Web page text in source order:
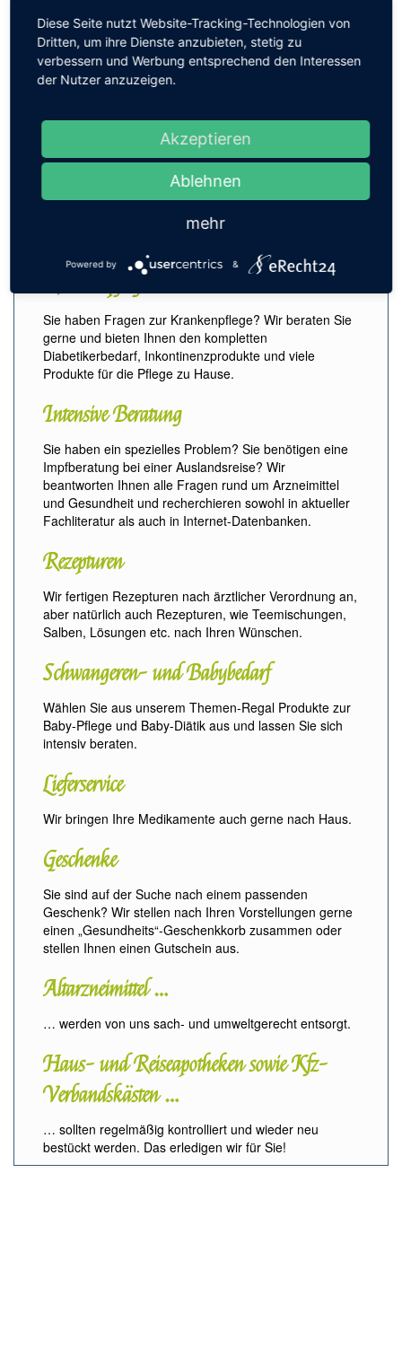
Elektrische Milchpumpen
Inhalationsgeräte (Pariboy ®)
Blutdruckmessgeräten
Babywaagen
Ihren Blutdruck
Ihren Blutzucker
Ihren Cholesterinwert
… und geben Ihnen danach Empfehlungen, ob Sie
Sie haben Fragen zur Krankenpflege? Wir beraten Sie
gerne und bieten Ihnen den kompletten
Diabetikerbedarf, Inkontinenzprodukte und viele
Produkte für die Pflege zu Hause.
Intensive Beratung
Sie haben ein spezielles Problem? Sie benötigen eine
Impfberatung bei einer Auslandsreise? Wir
beantworten Ihnen alle Fragen rund um Arzneimittel
und Gesundheit und recherchieren sowohl in aktueller
Fachliteratur als auch in Internet-Datenbanken.
Rezepturen
Wir fertigen Rezepturen nach ärztlicher Verordnung an,
aber natürlich auch Rezepturen, wie Teemischungen,
Salben, Lösungen etc. nach Ihren Wünschen.
Schwangeren- und Babybedarf
Wählen Sie aus unserem Themen-Regal Produkte zur
Baby-Pflege und Baby-Diätik aus und lassen Sie sich
intensiv beraten.
Lieferservice
Wir bringen Ihre Medikamente auch gerne nach Haus.
Geschenke
Sie sind auf der Suche nach einem passenden
Geschenk? Wir stellen nach Ihren Vorstellungen gerne
einen „Gesundheits“-Geschenkkorb zusammen oder
stellen Ihnen einen Gutschein aus.
Altarzneimittel …
… werden von uns sach- und umweltgerecht entsorgt.
Haus- und Reiseapotheken sowie Kfz-
Verbandskästen …
… sollten regelmäßig kontrolliert und wieder neu
bestückt werden. Das erledigen wir für Sie!
Diese Seite nutzt Website-Tracking-Technologien von
Dritten, um ihre Dienste anzubieten, stetig zu
verbessern und Werbung entsprechend den Interessen
der Nutzer anzuzeigen.
Akzeptieren
Ablehnen
mehr
Powered by &